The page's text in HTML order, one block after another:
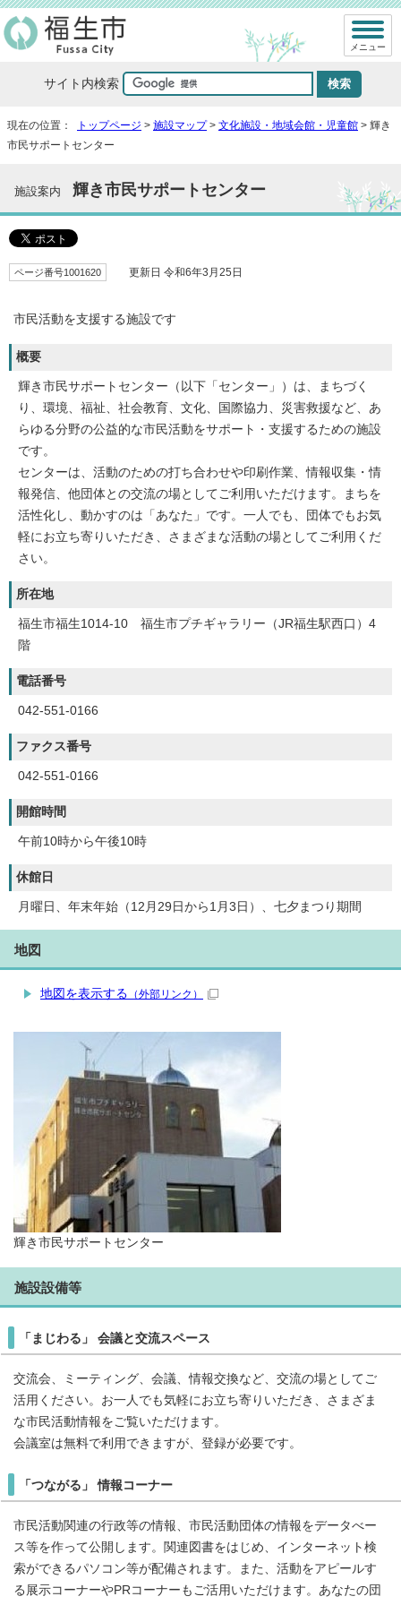
サイト内検索
メニュー
現在の位置： トップページ > 施設マップ> 文化施設・地域会館・児童館 > 輝き
市民サポートセンター
施設案内 輝き市民サポートセンター
ページ番号1001620 更新日 令和6年3月25日
市民活動を支援する施設です
概要
輝き市民サポートセンター（以下「センター」）は、まちづく
り、環境、福祉、社会教育、文化、国際協力、災害救援など、あ
らゆる分野の公益的な市民活動をサポート・支援するための施設
です。
センターは、活動のための打ち合わせや印刷作業、情報収集・情
報発信、他団体との交流の場としてご利用いただけます。まちを
活性化し、動かすのは「あなた」です。一人でも、団体でもお気
軽にお立ち寄りいただき、さまざまな活動の場としてご利用くだ
さい。
所在地
福生市福生1014-10 福生市プチギャラリー（JR福生駅西口）4
階
電話番号
042-551-0166
ファクス番号
042-551-0166
開館時間
午前10時から午後10時
休館日
月曜日、年末年始（12月29日から1月3日）、七夕まつり期間
地図
地図を表示する （外部リンク）
輝き市民サポートセンター
施設設備等
「まじわる」 会議と交流スペース
交流会、ミーティング、会議、情報交換など、交流の場としてご
活用ください。お一人でも気軽にお立ち寄りいただき、さまざま
な市民活動情報をご覧いただけます。
会議室は無料で利用できますが、登録が必要です。
「つながる」 情報コーナー
市民活動関連の行政等の情報、市民活動団体の情報をデータべー
ス等を作って公開します。関連図書をはじめ、インターネット検
索ができるパソコン等が配備されます。また、活動をアピールす
る展示コーナーやPRコーナーもご活用いただけます。あなたの団